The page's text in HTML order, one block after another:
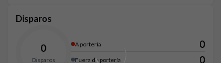
Disparos
0
Disparos
A portería 0
Fuera de portería 0